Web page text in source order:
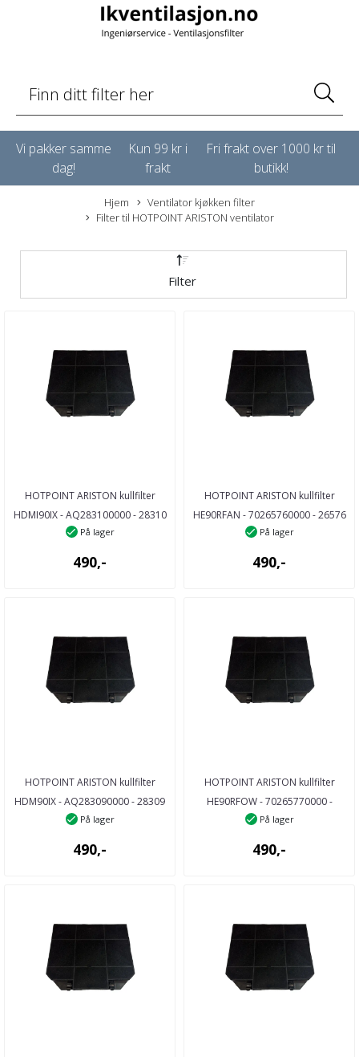
Vi pakker samme
dag!
Kun 99 kr i
frakt
Fri frakt over 1000 kr til
butikk!
Hjem
Ventilator kjøkken filter
Filter til HOTPOINT ARISTON ventilator
Filter
HOTPOINT ARISTON kullfilter
HDMI90IX - AQ283100000 - 28310
...
På lager
490,-
HOTPOINT ARISTON kullfilter
HE90RFAN - 70265760000 - 26576
...
På lager
490,-
HOTPOINT ARISTON kullfilter
HDM90IX - AQ283090000 - 28309
...
På lager
490,-
HOTPOINT ARISTON kullfilter
HE90RFOW - 70265770000 -
26577 ...
På lager
490,-